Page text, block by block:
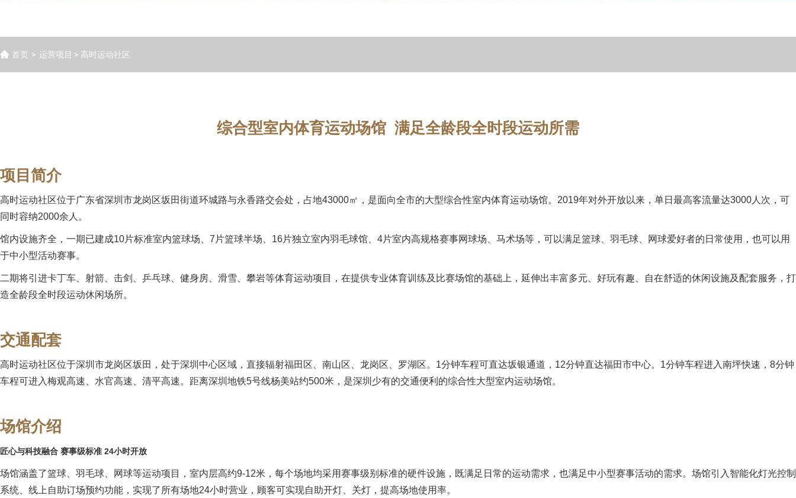
首页 > 运营项目 > 高时运动社区
综合型室内体育运动场馆 满足全龄段全时段运动所需
项目简介
高时运动社区位于广东省深圳市龙岗区坂田街道环城路与永香路交会处，占地43000㎡，是面向全市的大型综合性室内体育运动场馆。2019年对外开放以来，单日最高客流量达3000人次，可
同时容纳2000余人。
馆内设施齐全，一期已建成10片标准室内篮球场、7片篮球半场、16片独立室内羽毛球馆、4片室内高规格赛事网球场、马术场等，可以满足篮球、羽毛球、网球爱好者的日常使用，也可以用
于中小型活动赛事。
二期将引进卡丁车、射箭、击剑、乒乓球、健身房、滑雪、攀岩等体育运动项目，在提供专业体育训练及比赛场馆的基础上，延伸出丰富多元、好玩有趣、自在舒适的休闲设施及配套服务，打
造全龄段全时段运动休闲场所。
交通配套
高时运动社区位于深圳市龙岗区坂田，处于深圳中心区域，直接辐射福田区、南山区、龙岗区、罗湖区。1分钟车程可直达坂银通道，12分钟直达福田市中心。1分钟车程进入南坪快速，8分钟
车程可进入梅观高速、水官高速、清平高速。距离深圳地铁5号线杨美站约500米，是深圳少有的交通便利的综合性大型室内运动场馆。
场馆介绍
匠心与科技融合 赛事级标准 24小时开放
场馆涵盖了篮球、羽毛球、网球等运动项目，室内层高约9-12米，每个场地均采用赛事级别标准的硬件设施，既满足日常的运动需求，也满足中小型赛事活动的需求。场馆引入智能化灯光控制
系统、线上自助订场预约功能，实现了所有场地24小时营业，顾客可实现自助开灯、关灯，提高场地使用率。